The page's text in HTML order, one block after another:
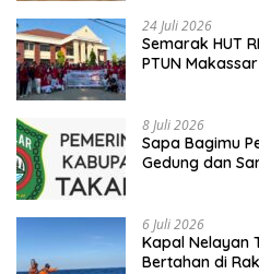
24 Juli 2026
Semarak HUT
PTUN
8 Juli 2026
Sapa Bagimu
Gedung dan
6 Juli 2026
Kapal Nelayan
Bertahan di